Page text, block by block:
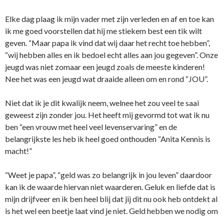
Elke dag plaag ik mijn vader met zijn verleden en af en toe kan
ik me goed voorstellen dat hij me stiekem best een tik wilt
geven. “Maar papa ik vind dat wij daar het recht toe hebben”,
“wij hebben alles en ik bedoel echt alles aan jou gegeven”. Onze
jeugd was niet zomaar een jeugd zoals de meeste kinderen!
Nee het was een jeugd wat draaide alleen om en rond “JOU”.
Niet dat ik je dit kwalijk neem, welnee het zou veel te saai
geweest zijn zonder jou. Het heeft mij gevormd tot wat ik nu
ben “een vrouw met heel veel levenservaring” en de
belangrijkste les heb ik heel goed onthouden “Anita Kennis is
macht!”
“Weet je papa”, “geld was zo belangrijk in jou leven” daardoor
kan ik de waarde hiervan niet waarderen. Geluk en liefde dat is
mijn drijfveer en ik ben heel blij dat jij dit nu ook heb ontdekt al
is het wel een beetje laat vind je niet. Geld hebben we nodig om